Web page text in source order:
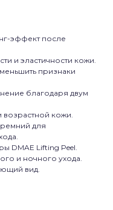
эффект после
и эластичности кожи.
признаки
благодаря двум
возрастной кожи.
для
DMAE Lifting Peel.
и ночного ухода.
вид.